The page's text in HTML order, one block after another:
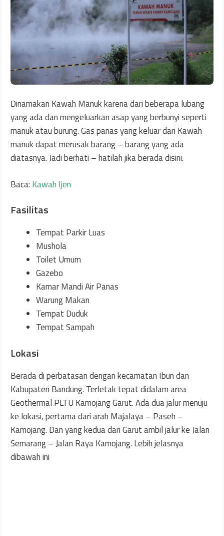
Dinamakan Kawah Manuk karena dari beberapa lubang
yang ada dan mengeluarkan asap yang berbunyi seperti
manuk atau burung. Gas panas yang keluar dari Kawah
manuk dapat merusak barang – barang yang ada
diatasnya. Jadi berhati – hatilah jika berada disini.
Baca: Kawah Ijen
Fasilitas
Tempat Parkir Luas
Mushola
Toilet Umum
Gazebo
Kamar Mandi Air Panas
Warung Makan
Tempat Duduk
Tempat Sampah
Lokasi
Berada di perbatasan dengan kecamatan Ibun dan
Kabupaten Bandung. Terletak tepat didalam area
Geothermal PLTU Kamojang Garut. Ada dua jalur menuju
ke lokasi, pertama dari arah Majalaya – Paseh –
Kamojang. Dan yang kedua dari Garut ambil jalur ke Jalan
Semarang – Jalan Raya Kamojang. Lebih jelasnya
dibawah ini